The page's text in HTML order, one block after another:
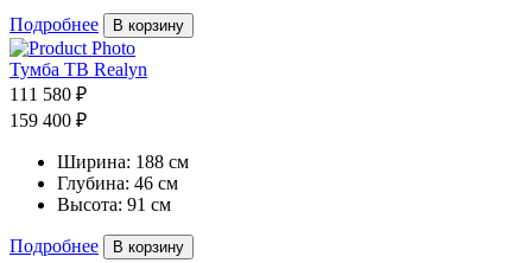
Подробнее В корзину
Тумба ТВ Realyn
111 580 ₽
159 400 ₽
Ширина: 188 см
Глубина: 46 см
Высота: 91 см
Подробнее В корзину